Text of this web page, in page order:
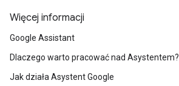
Więcej informacji
Google Assistant
Dlaczego warto pracować nad Asystentem?
Jak działa Asystent Google